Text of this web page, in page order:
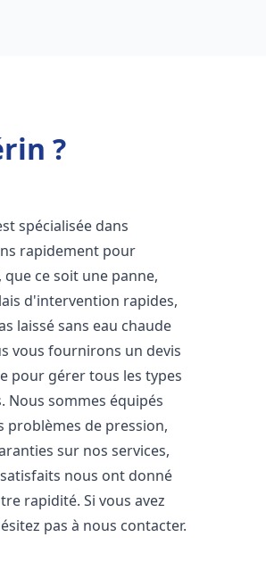
?
spécialisée dans
rapidement pour
ce soit une panne,
d'intervention rapides,
laissé sans eau chaude
vous fournirons un devis
pour gérer tous les types
Nous sommes équipés
problèmes de pression,
sur nos services,
nous ont donné
rapidité. Si vous avez
pas à nous contacter.